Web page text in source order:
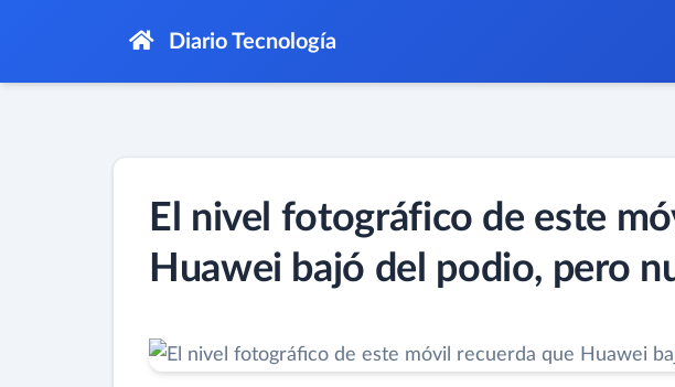
Diario Tecnología
El nivel fotográfico de este
Huawei bajó del podio, pero